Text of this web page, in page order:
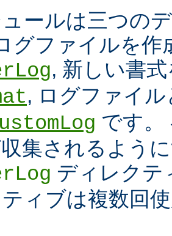
ールは三つの
グファイルを作
, 新しい書
, ログファイ
です。
集されるよう
ディレク
ィブは複数回